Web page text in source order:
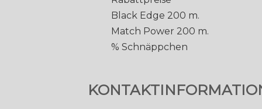
Black Edge 200 m.
Match Power 200 m.
% Schnäppchen